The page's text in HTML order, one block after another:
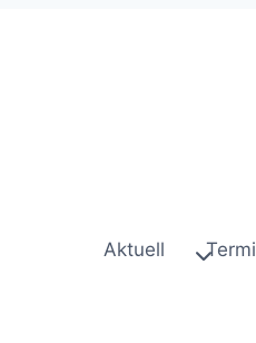
Aktuell